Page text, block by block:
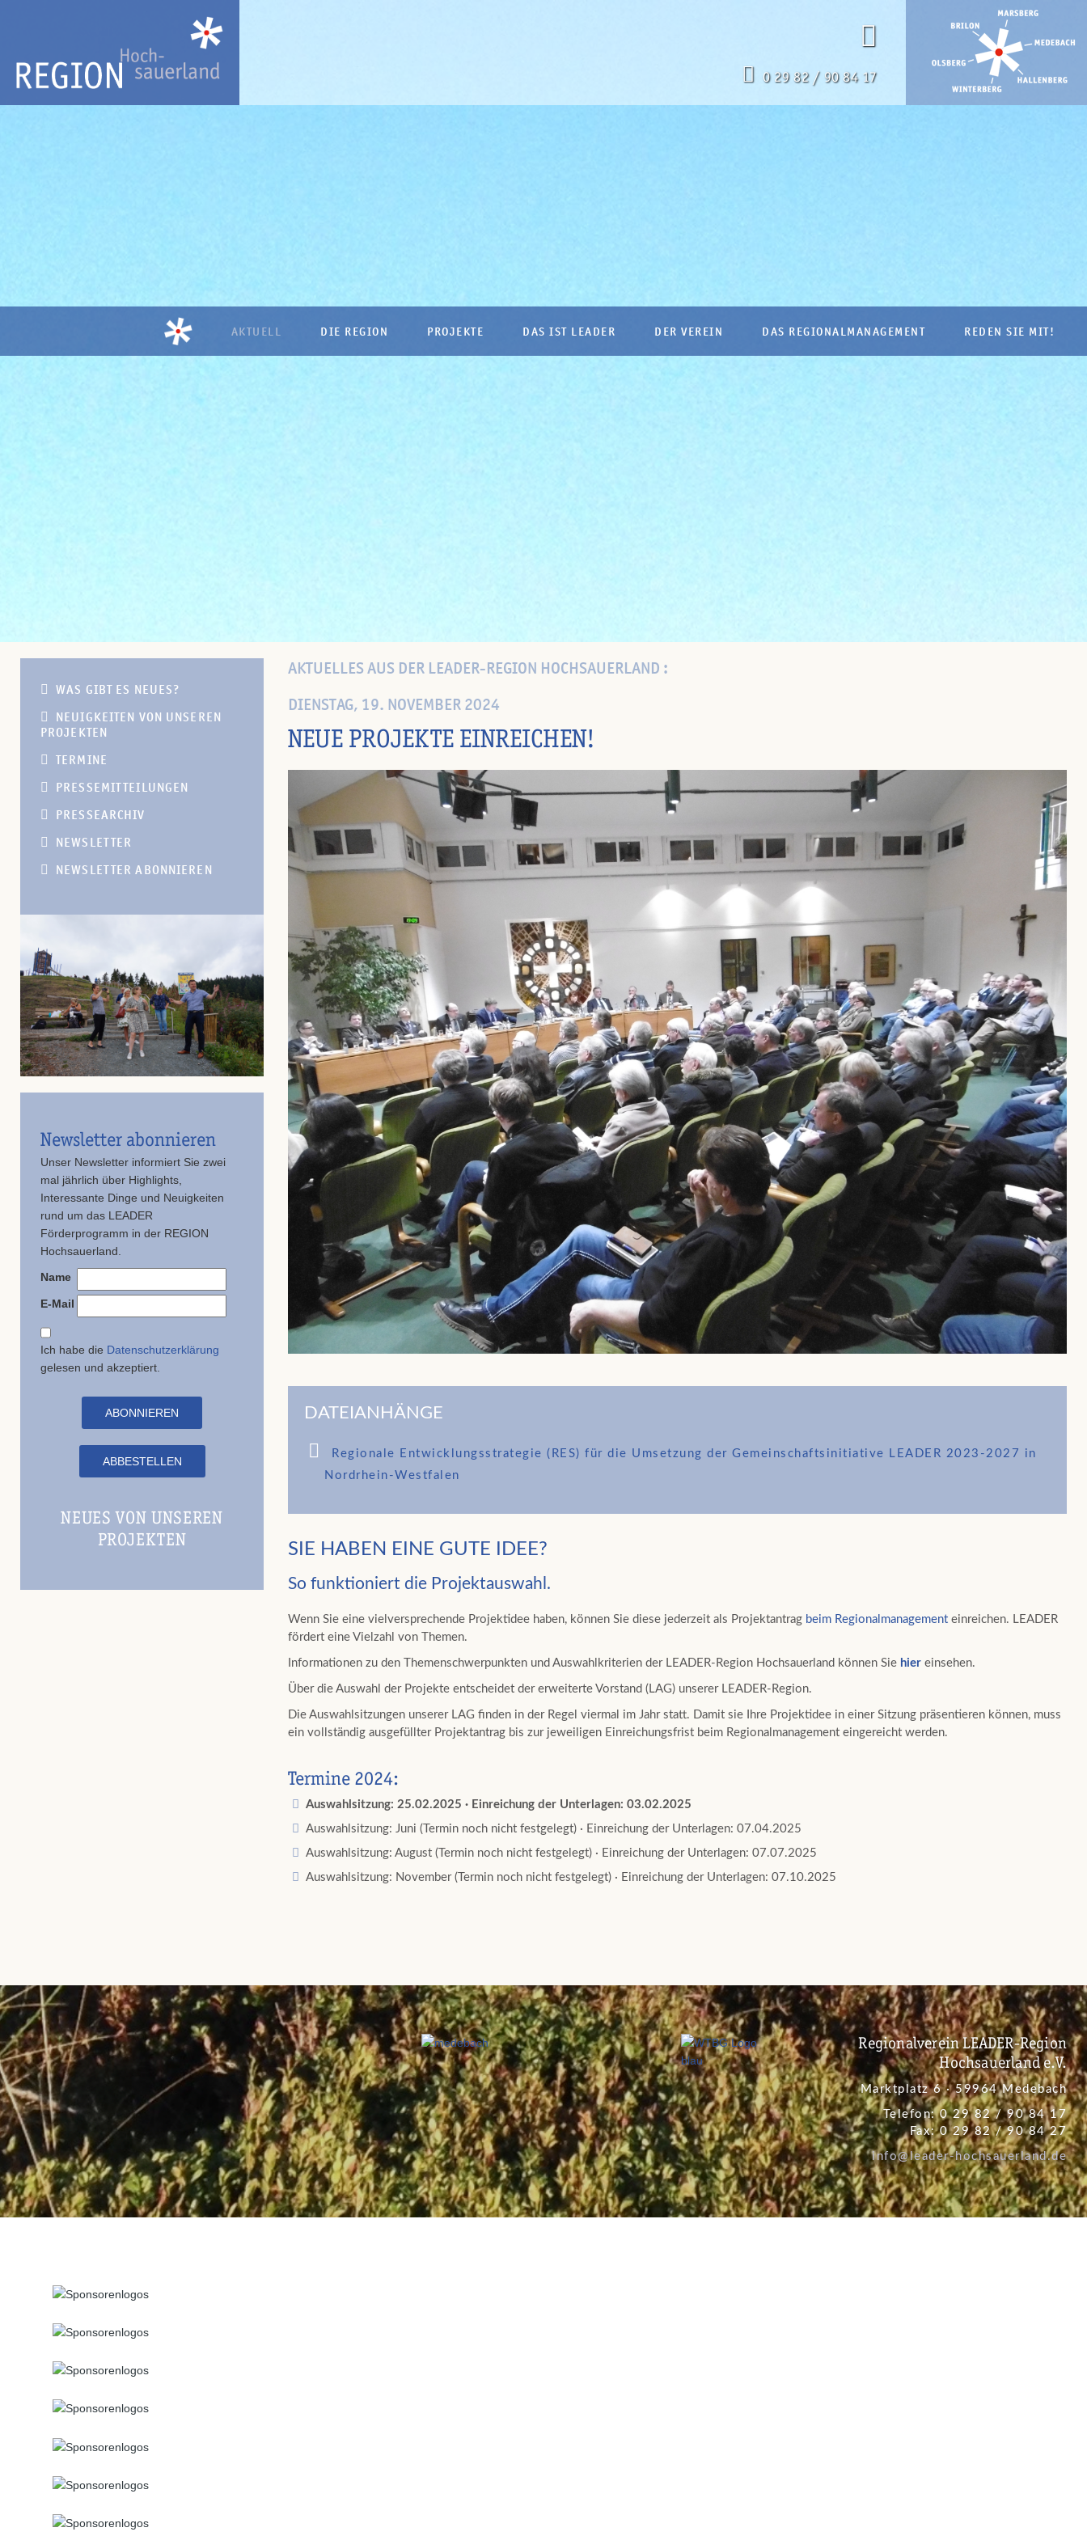
0 29 82 / 90 84 17
AKTUELL DIE REGION PROJEKTE DAS IST LEADER DER VEREIN DAS REGIONALMANAGEMENT REDEN SIE MIT!
WAS GIBT ES NEUES?
NEUIGKEITEN VON UNSEREN
PROJEKTEN
TERMINE
PRESSEMITTEILUNGEN
PRESSEARCHIV
NEWSLETTER
NEWSLETTER ABONNIEREN
Newsletter abonnieren
Unser Newsletter informiert Sie zwei
mal jährlich über Highlights,
Interessante Dinge und Neuigkeiten
rund um das LEADER
Förderprogramm in der REGION
Hochsauerland.
Name
E-Mail
Ich habe die Datenschutzerklärung
gelesen und akzeptiert.
NEUES VON UNSEREN
PROJEKTEN
AKTUELLES AUS DER LEADER-REGION HOCHSAUERLAND :
DIENSTAG, 19. NOVEMBER 2024
NEUE PROJEKTE EINREICHEN!
DATEIANHÄNGE
Regionale Entwicklungsstrategie (RES) für die Umsetzung der Gemeinschaftsinitiative LEADER 2023-2027 in
Nordrhein-Westfalen
SIE HABEN EINE GUTE IDEE?
So funktioniert die Projektauswahl.
Wenn Sie eine vielversprechende Projektidee haben, können Sie diese jederzeit als Projektantrag beim Regionalmanagement einreichen. LEADER
fördert eine Vielzahl von Themen.
Informationen zu den Themenschwerpunkten und Auswahlkriterien der LEADER-Region Hochsauerland können Sie hier einsehen.
Über die Auswahl der Projekte entscheidet der erweiterte Vorstand (LAG) unserer LEADER-Region.
Die Auswahlsitzungen unserer LAG finden in der Regel viermal im Jahr statt. Damit sie Ihre Projektidee in einer Sitzung präsentieren können, muss
ein vollständig ausgefüllter Projektantrag bis zur jeweiligen Einreichungsfrist beim Regionalmanagement eingereicht werden.
Termine 2024:
Auswahlsitzung: 25.02.2025 · Einreichung der Unterlagen: 03.02.2025
Auswahlsitzung: Juni (Termin noch nicht festgelegt) · Einreichung der Unterlagen: 07.04.2025
Auswahlsitzung: August (Termin noch nicht festgelegt) · Einreichung der Unterlagen: 07.07.2025
Auswahlsitzung: November (Termin noch nicht festgelegt) · Einreichung der Unterlagen: 07.10.2025
Regionalverein LEADER-Region
Hochsauerland e.V.
Marktplatz 6 · 59964 Medebach
Telefon: 0 29 82 / 90 84 17
Fax: 0 29 82 / 90 84 27
info@leader-hochsauerland.de